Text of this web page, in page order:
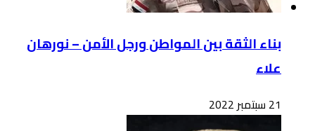
بناء الثقة بين المواطن ورجل الأمن – نورهان
علاء
21 سبتمبر 2022